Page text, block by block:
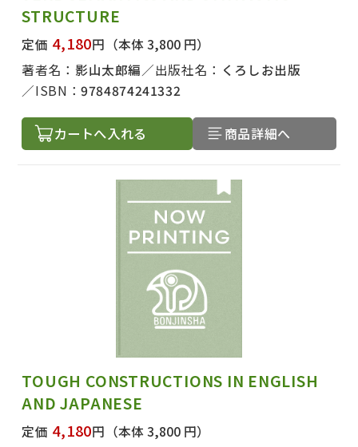
出版社名で絞り込む
著者名で絞り込む
STRUCTURE
定価 4,180円 （本体 3,800 円）
著者名： 影山太郎編 出版社名： くろしお出版
ISBN：9784874241332
カートへ入れる 商品詳細へ
TOUGH CONSTRUCTIONS IN ENGLISH
AND JAPANESE
定価 4,180円 （本体 3,800 円）